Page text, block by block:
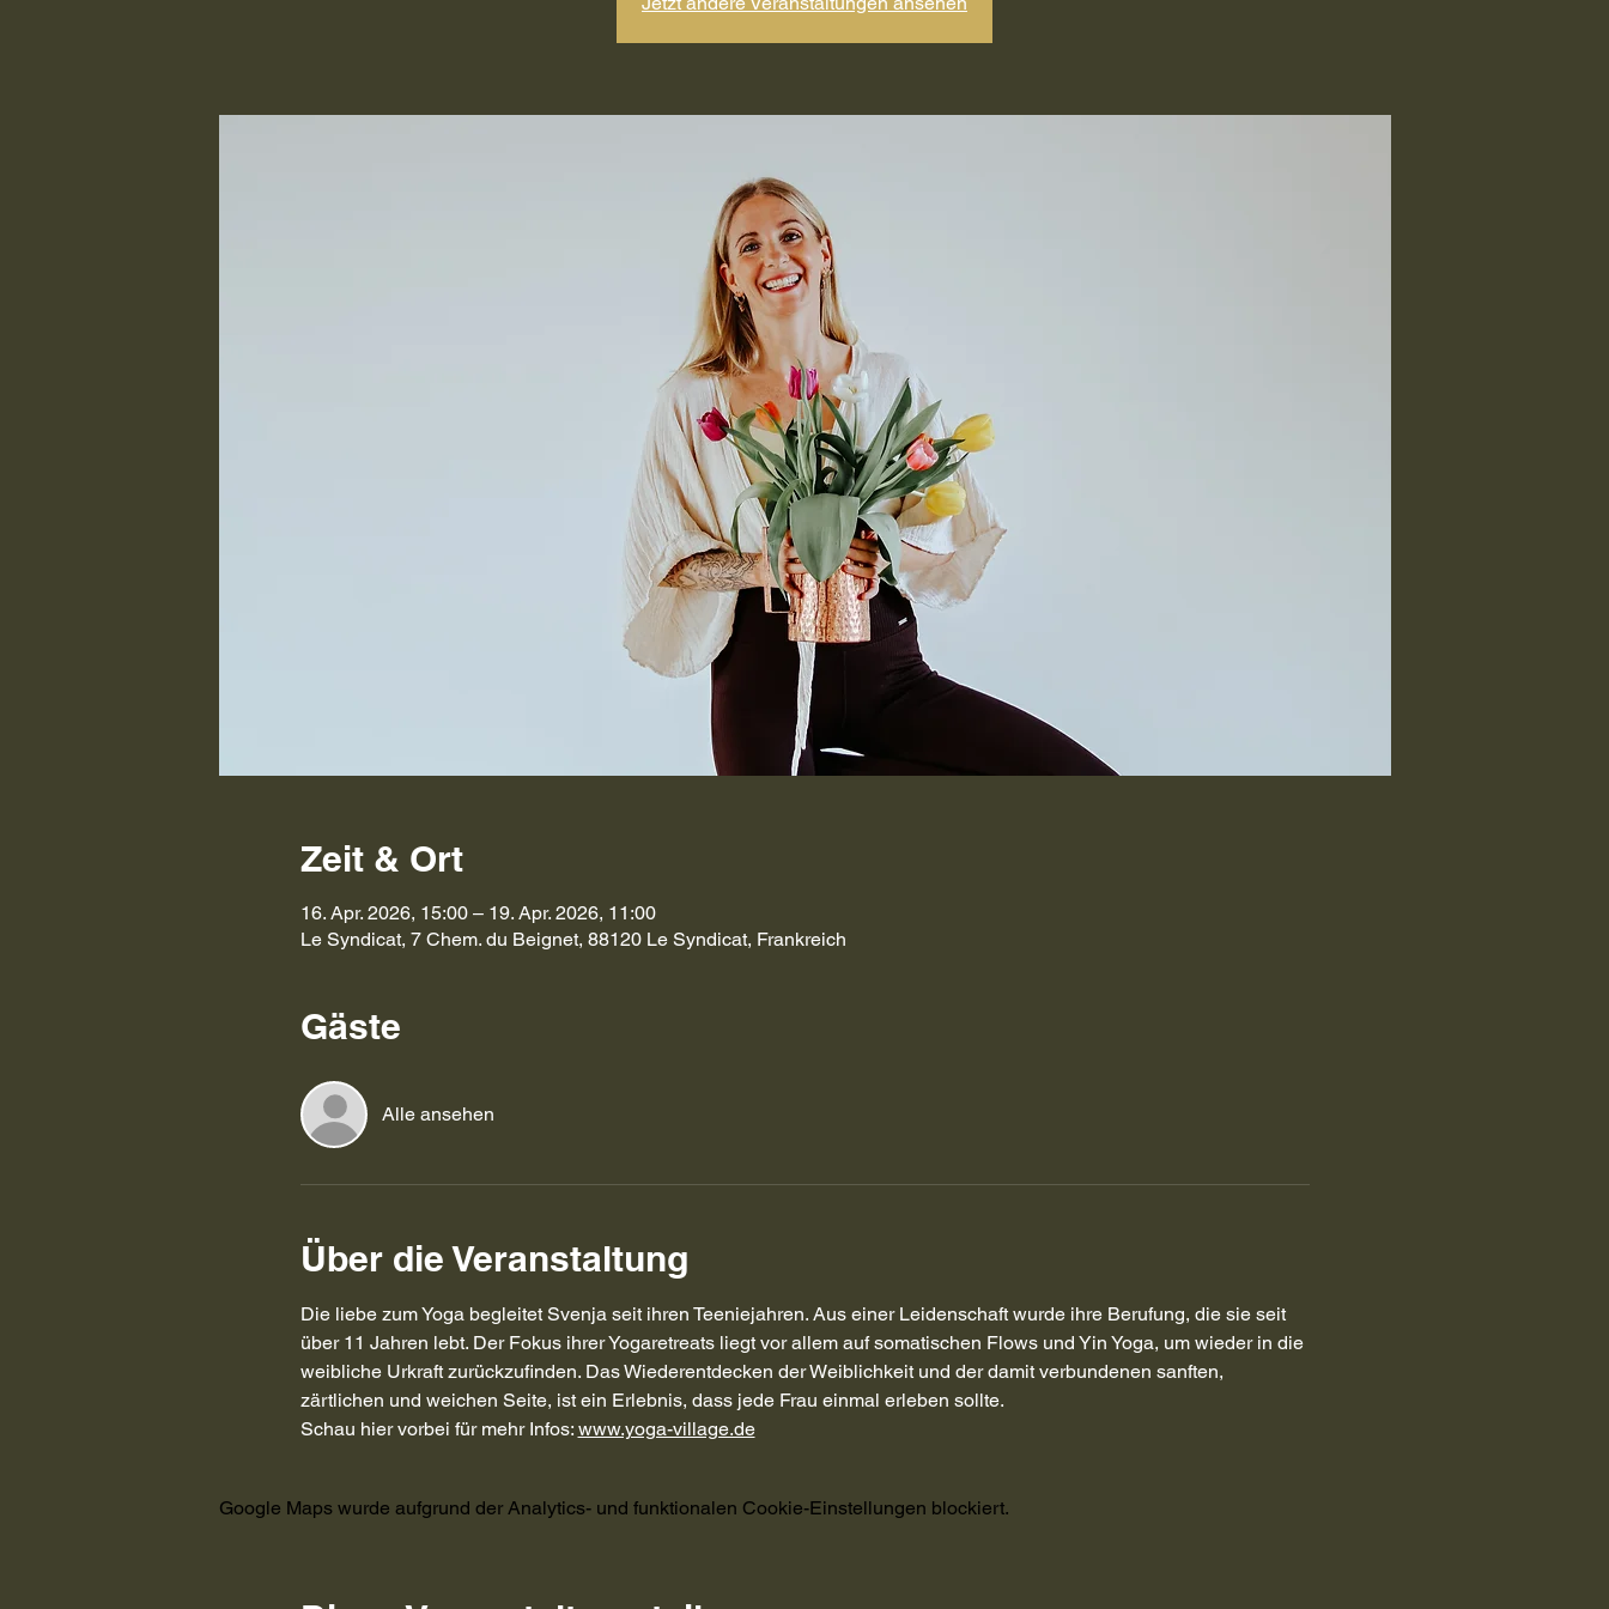
Zeit & Ort
16. Apr. 2026, 15:00 – 19. Apr. 2026, 11:00
Le Syndicat, 7 Chem. du Beignet, 88120 Le Syndicat, Frankreich
Gäste
Alle ansehen
Über die Veranstaltung
Die liebe zum Yoga begleitet Svenja seit ihren Teeniejahren. Aus einer Leidenschaft wurde ihre Berufung, die sie seit
über 11 Jahren lebt. Der Fokus ihrer Yogaretreats liegt vor allem auf somatischen Flows und Yin Yoga, um wieder in die
weibliche Urkraft zurückzufinden. Das Wiederentdecken der Weiblichkeit und der damit verbundenen sanften,
zärtlichen und weichen Seite, ist ein Erlebnis, dass jede Frau einmal erleben sollte.
Schau hier vorbei für mehr Infos: www.yoga-village.de
Google Maps wurde aufgrund der Analytics- und funktionalen Cookie-Einstellungen blockiert.